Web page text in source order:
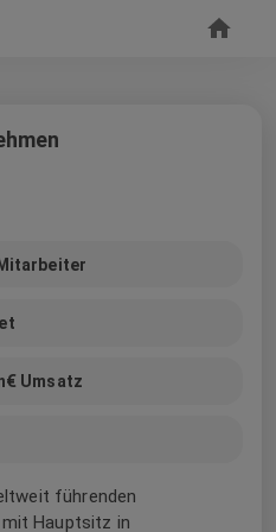
Mitarbeiter
€ Umsatz
führenden
Hauptsitz in